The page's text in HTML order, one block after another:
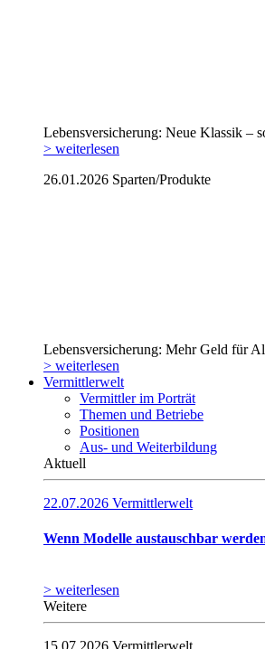
Lebensversicherung: Neue Klassik –
> weiterlesen
26.01.2026 Sparten/Produkte
Lebensversicherung: Mehr Geld für
> weiterlesen
Vermittlerwelt
Vermittler im Porträt
Themen und Betriebe
Positionen
Aus- und Weiterbildung
Aktuell
22.07.2026 Vermittlerwelt
Wenn Modelle austauschbar
> weiterlesen
Weitere